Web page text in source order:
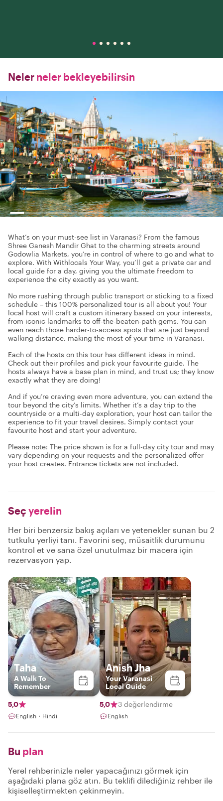
Neler neler bekleyebilirsin
What’s on your must-see list in Varanasi? From the famous
Shree Ganesh Mandir Ghat to the charming streets around
Godowlia Markets, you’re in control of where to go and what to
explore. With Withlocals Your Way, you’ll get a private car and
local guide for a day, giving you the ultimate freedom to
experience the city exactly as you want.
No more rushing through public transport or sticking to a fixed
schedule – this 100% personalized tour is all about you! Your
local host will craft a custom itinerary based on your interests,
from iconic landmarks to off-the-beaten-path gems. You can
even reach those harder-to-access spots that are just beyond
walking distance, making the most of your time in Varanasi.
Each of the hosts on this tour has different ideas in mind.
Check out their profiles and pick your favourite guide. The
hosts always have a base plan in mind, and trust us; they know
exactly what they are doing!
And if you’re craving even more adventure, you can extend the
tour beyond the city’s limits. Whether it’s a day trip to the
countryside or a multi-day exploration, your host can tailor the
experience to fit your travel desires. Simply contact your
favourite host and start your adventure.
Please note: The price shown is for a full-day city tour and may
vary depending on your requests and the personalized offer
your host creates. Entrance tickets are not included.
Seç yerelin
Her biri benzersiz bakış açıları ve yetenekler sunan bu 2
tutkulu yerliyi tanı. Favorini seç, müsaitlik durumunu
kontrol et ve sana özel unutulmaz bir macera için
rezervasyon yap.
Taha
A Walk To
Remember
5,0
English・Hindi
Anish Jha
Your Varanasi
Local Guide
5,0 3 değerlendirme
English
Bu plan
Yerel rehberinizle neler yapacağınızı görmek için
aşağıdaki plana göz atın. Bu teklifi dilediğiniz rehber ile
kişiselleştirmekten çekinmeyin.